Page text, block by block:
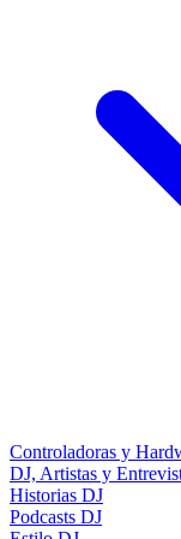
Controladoras y
DJ, Artistas y
Historias DJ
Podcasts DJ